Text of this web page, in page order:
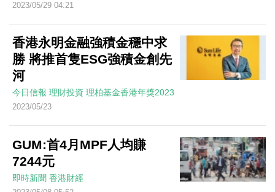
2023/05/29 04:21
香港永明金融強積金穩中求
勝 將推首隻ESG強積金創先
河
今日信報 理財投資 理柏基金香港年獎2023
2023/05/23
GUM:首4月MPF人均賺
7244元
即時新聞 香港財經